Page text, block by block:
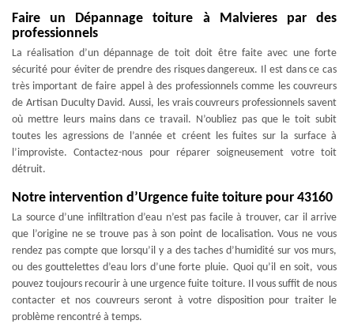
Faire un Dépannage toiture à Malvieres par des
professionnels
La réalisation d’un dépannage de toit doit être faite avec une forte
sécurité pour éviter de prendre des risques dangereux. Il est dans ce cas
très important de faire appel à des professionnels comme les couvreurs
de Artisan Duculty David. Aussi, les vrais couvreurs professionnels savent
où mettre leurs mains dans ce travail. N’oubliez pas que le toit subit
toutes les agressions de l’année et créent les fuites sur la surface à
l’improviste. Contactez-nous pour réparer soigneusement votre toit
détruit.
Notre intervention d’Urgence fuite toiture pour 43160
La source d’une infiltration d’eau n’est pas facile à trouver, car il arrive
que l’origine ne se trouve pas à son point de localisation. Vous ne vous
rendez pas compte que lorsqu’il y a des taches d’humidité sur vos murs,
ou des gouttelettes d’eau lors d’une forte pluie. Quoi qu’il en soit, vous
pouvez toujours recourir à une urgence fuite toiture. Il vous suffit de nous
contacter et nos couvreurs seront à votre disposition pour traiter le
problème rencontré à temps.